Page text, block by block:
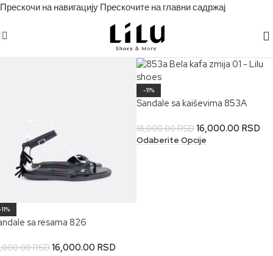
Прескочи на навигацију Прескочите на главни садржај
sa resama 826
RSD16,000.00 RSD
-11%
Sandale sa kaiševima 853A
18,000.00RSD16,000.00 RSD
Odaberite Opcije